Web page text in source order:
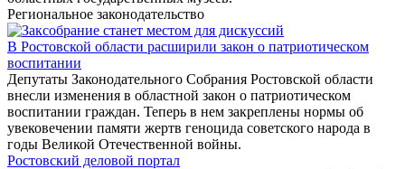
Региональное законодательство
В Ростовской области расширили закон о патриотическом
воспитании
Депутаты Законодательного Собрания Ростовской области
внесли изменения в областной закон о патриотическом
воспитании граждан. Теперь в нем закреплены нормы об
увековечении памяти жертв геноцида советского народа в
годы Великой Отечественной войны.
Ростовский деловой портал